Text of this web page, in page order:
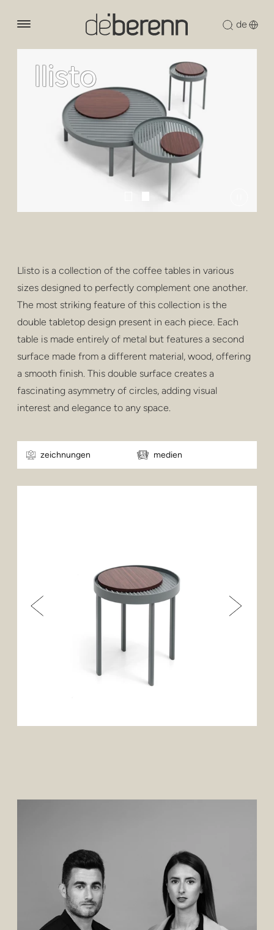
über uns
lounge-lessel
sessel
privatsphäre
hocker und hocker
barhocker
niedrige tische
tische
regale
draussen
gesundheitspflege
nachhaltigkeit
kontakt
llisto
Llisto is a collection of the coffee tables in various
sizes designed to perfectly complement one another.
The most striking feature of this collection is the
double tabletop design present in each piece. Each
table is made entirely of metal but features a second
surface made from a different material, wood, offering
a smooth finish. This double surface creates a
fascinating asymmetry of circles, adding visual
interest and elegance to any space.
zeichnungen medien